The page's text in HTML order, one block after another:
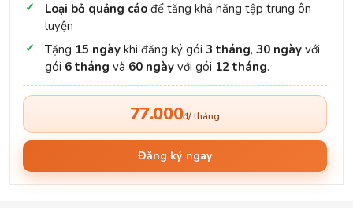
Loại bỏ quảng cáo để tăng khả năng tập trung ôn
luyện
Tặng 15 ngày khi đăng ký gói 3 tháng, 30 ngày với
gói 6 tháng và 60 ngày với gói 12 tháng.
77.000đ/ tháng
Đăng ký ngay